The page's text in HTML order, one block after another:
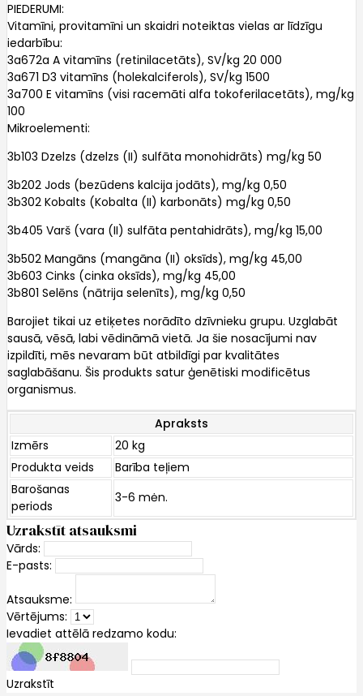
PIEDERUMI:
Vitamīni, provitamīni un skaidri noteiktas vielas ar līdzīgu
iedarbību:
3a672a A vitamīns (retinilacetāts), SV/kg 20 000
3a671 D3 vitamīns (holekalciferols), SV/kg 1500
3a700 E vitamīns (visi racemāti alfa tokoferilacetāts), mg/kg
100
Mikroelementi:
3b103 Dzelzs (dzelzs (II) sulfāta monohidrāts) mg/kg 50
3b202 Jods (bezūdens kalcija jodāts), mg/kg 0,50
3b302 Kobalts (Kobalta (II) karbonāts) mg/kg 0,50
3b405 Varš (vara (II) sulfāta pentahidrāts), mg/kg 15,00
3b502 Mangāns (mangāna (II) oksīds), mg/kg 45,00
3b603 Cinks (cinka oksīds), mg/kg 45,00
3b801 Selēns (nātrija selenīts), mg/kg 0,50
Barojiet tikai uz etiķetes norādīto dzīvnieku grupu. Uzglabāt
sausā, vēsā, labi vēdināmā vietā. Ja šie nosacījumi nav
izpildīti, mēs nevaram būt atbildīgi par kvalitātes
saglabāšanu. Šis produkts satur ģenētiski modificētus
organismus.
Apraksts
Izmērs
20 kg
Produkta veids
Barība teļiem
Barošanas
periods
3-6 mėn.
Uzrakstīt atsauksmi
Vārds:
E-pasts:
Atsauksme:
Vērtējums:
Ievadiet attēlā redzamo kodu:
Uzrakstīt